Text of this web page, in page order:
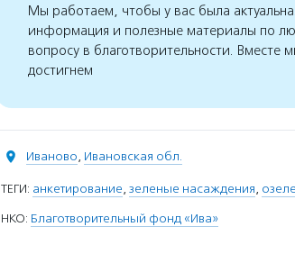
Мы работаем, чтобы у вас была
информация и полезные материалы по
вопросу в благотворительности. Вместе
достигнем
Иваново, Ивановская обл.
ТЕГИ: анкетирование, зеленые насаждения,
НКО: Благотворительный фонд «Ива»